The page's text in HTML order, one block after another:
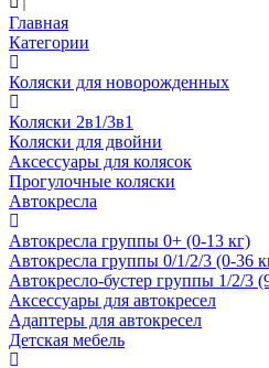
Главная
Категории
Коляски для новорожденных
Коляски 2в1/3в1
Коляски для двойни
Аксессуары для колясок
Прогулочные коляски
Автокресла
Автокресла группы 0+ (0-13 кг)
Автокресла группы 0/1/2/3 (0-36
Автокресло-бустер группы 1/2/3
Аксессуары для автокресел
Адаптеры для автокресел
Детская мебель